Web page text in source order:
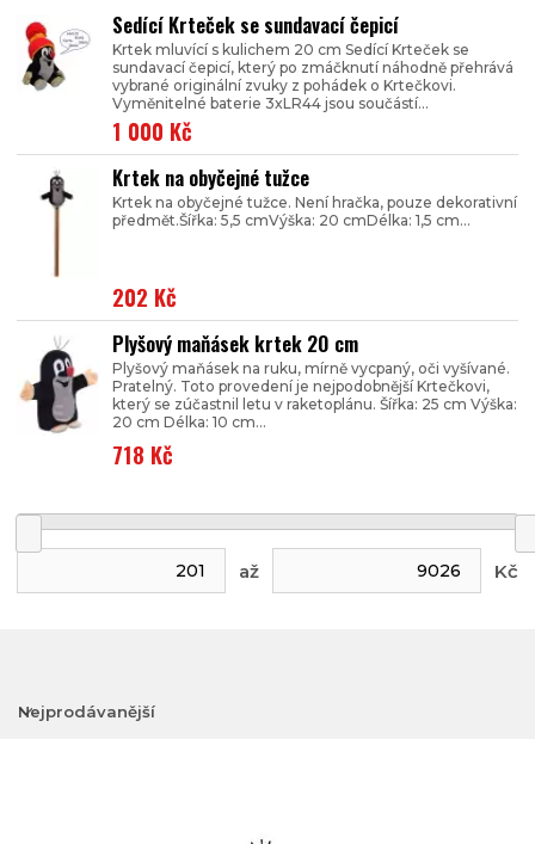
Sedící Krteček se sundavací čepicí
Krtek mluvící s kulichem 20 cm Sedící Krteček se
sundavací čepicí, který po zmáčknutí náhodně přehrává
vybrané originální zvuky z pohádek o Krtečkovi.
Vyměnitelné baterie 3xLR44 jsou součástí...
1 000 Kč
Krtek na obyčejné tužce
Krtek na obyčejné tužce. Není hračka, pouze dekorativní
předmět.Šířka: 5,5 cmVýška: 20 cmDélka: 1,5 cm...
202 Kč
Plyšový maňásek krtek 20 cm
Plyšový maňásek na ruku, mírně vycpaný, oči vyšívané.
Pratelný. Toto provedení je nejpodobnější Krtečkovi,
který se zúčastnil letu v raketoplánu. Šířka: 25 cm Výška:
20 cm Délka: 10 cm...
718 Kč
až Kč
Nejprodávanější